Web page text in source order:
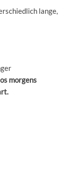
lange,
morgens